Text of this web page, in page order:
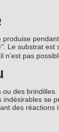
Le substrat est
pas
des
se
des réactions